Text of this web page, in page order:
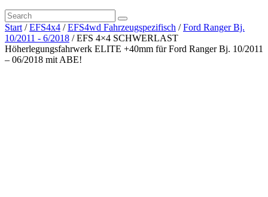
Start /EFS4x4 /EFS4wd Fahrzeugspezifisch /Ford Ranger Bj.
10/2011 - 6/2018 / EFS 4×4 SCHWERLAST
Höherlegungsfahrwerk ELITE +40mm für Ford Ranger Bj. 10/2011
– 06/2018 mit ABE!